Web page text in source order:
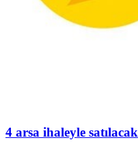
4 arsa ihaleyle satılacak